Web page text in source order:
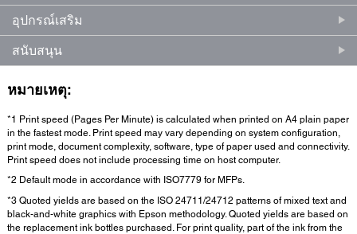
อุปกรณ์เสริม
สนับสนุน
หมายเหตุ:
*1 Print speed (Pages Per Minute) is calculated when printed on A4 plain paper
in the fastest mode. Print speed may vary depending on system configuration,
print mode, document complexity, software, type of paper used and connectivity.
Print speed does not include processing time on host computer.
*2 Default mode in accordance with ISO7779 for MFPs.
*3 Quoted yields are based on the ISO 24711/24712 patterns of mixed text and
black-and-white graphics with Epson methodology. Quoted yields are based on
the replacement ink bottles purchased. For print quality, part of the ink from the